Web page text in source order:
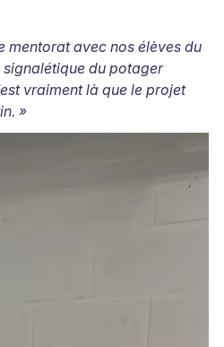
mentorat avec nos élèves du
signalétique du potager
vraiment là que le projet
»